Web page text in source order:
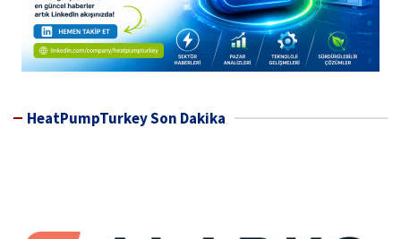
HeatPumpTurkey Son Dakika